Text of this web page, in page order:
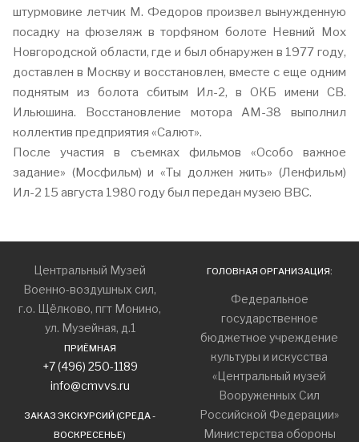
штурмовике летчик М. Федоров произвел вынужденную
посадку на фюзеляж в торфяном болоте Невний Мох
Новгородской области, где и был обнаружен в 1977 году,
доставлен в Москву и восстановлен, вместе с еще одним
поднятым из болота сбитым Ил-2, в ОКБ имени СВ.
Ильюшина. Восстановление мотора АМ-38 выполнил
коллектив предприятия «Салют».
После участия в съемках фильмов «Особо важное
задание» (Мосфильм) и «Ты должен жить» (Ленфильм)
Ил-2 15 августа 1980 году был передан музею ВВС.
Центральный Музей
Военно-воздушных сил,
г.о. Щёлково, пгт Монино,
ул. Музейная, д.1
ПРИЁМНАЯ
+7 (496) 250-1189
info@cmvvs.ru
ЗАКАЗ ЭКСКУРСИЙ (СРЕДА -
ВОСКРЕСЕНЬЕ)
ГОЛОВНАЯ ОРГАНИЗАЦИЯ:
Федеральное
государственное
бюджетное учреждение
культуры и искусства
«Центральный музей
Вооруженных Сил
Российской Федерации»
Министерства обороны